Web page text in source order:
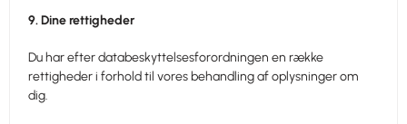
9. Dine rettigheder
Du har efter databeskyttelsesforordningen en række
rettigheder i forhold til vores behandling af oplysninger om
dig.